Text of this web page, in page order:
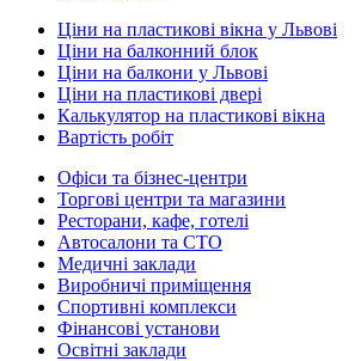
Ціни на пластикові вікна у Львові
Ціни на балконний блок
Ціни на балкони у Львові
Ціни на пластикові двері
Калькулятор на пластикові вікна
Вартість робіт
Офіси та бізнес-центри
Торгові центри та магазини
Ресторани, кафе, готелі
Автосалони та СТО
Медичні заклади
Виробничі приміщення
Спортивні комплекси
Фінансові установи
Освітні заклади